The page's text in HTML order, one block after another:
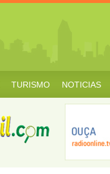
TURISMO NOTICIAS